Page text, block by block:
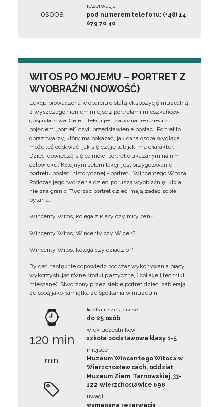
osoba
rezerwacja
pod numerem telefonu: (+48) 14
679 70 40
WITOS PO MOJEMU – PORTRET Z
WYOBRAŹNI (NOWOŚĆ)
Lekcja prowadzona w oparciu o stałą ekspozycję muzealną
z wyszczególnieniem miejsc z portretami mieszkańców
gospodarstwa. Celem lekcji jest zapoznanie dzieci z
pojęciem „portret” czyli przedstawienie postaci. Portret to
obraz twarzy, który ma pokazać, jak dana osoba wygląda i
może też oddawać, jak się czuje lub jaki ma charakter.
Dzieci dowiedzą się co mówi portret o ukazanym na nim
człowieku. Kolejnym celem lekcji jest przygotowanie
portretu postaci historycznej - portretu Wincentego Witosa.
Podczas jego tworzenia dzieci poruszą wyobraźnię, która
nie zna granic. Tworząc portret dzieci mają zadać sobie
pytania:
Wincenty Witos, kolega z klasy czy miły pan?
Wincenty Witos, Wincenty czy Wicek?
Wincenty Witos, kolega czy dziadzio ?
By dać następnie odpowiedz podczas wykonywania pracy,
wykorzystując różne środki plastyczne, ( collage i techniki
mieszane). Stworzony przez siebie portret dzieci zabierają
ze sobą jako pamiątka ze spotkania w muzeum.
120 min
min.
liczba uczestników
do 25 osób
wiek uczestników
szkoła podstawowa klasy 1-5
miejsce
Muzeum Wincentego Witosa w
Wierzchosławicach, oddział
Muzeum Ziemi Tarnowskiej, 33-
122 Wierzchosławice 698
uwagi
wymagana rezerwacja